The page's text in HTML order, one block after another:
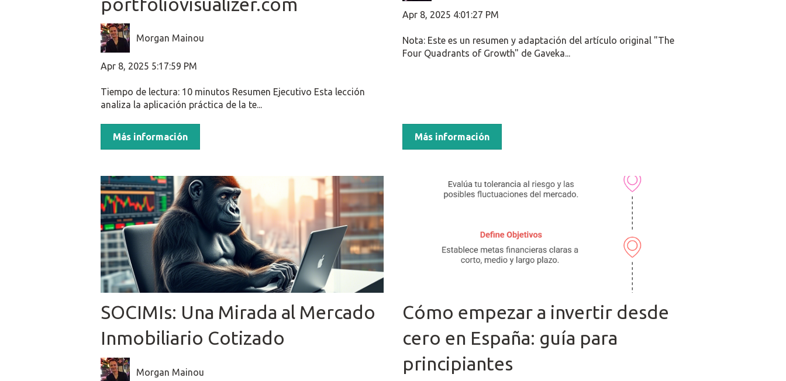
Morgan Mainou
Apr 8, 2025 5:17:59 PM
Tiempo de lectura: 10 minutos Resumen Ejecutivo Esta lección
analiza la aplicación práctica de la te...
Más información
Apr 8, 2025 4:01:27 PM
Nota: Este es un resumen y adaptación del artículo original "The
Four Quadrants of Growth" de Gaveka...
Más información
SOCIMIs: Una Mirada al Mercado
Inmobiliario Cotizado
Morgan Mainou
Cómo empezar a invertir desde
cero en España: guía para
principiantes